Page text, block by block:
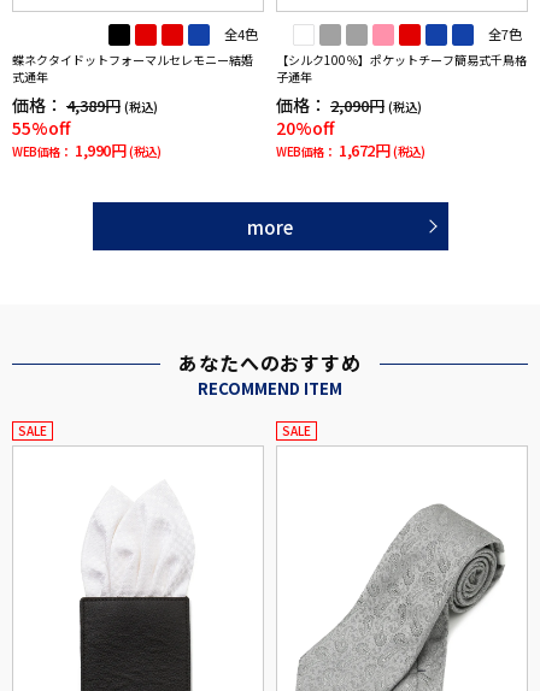
全4色
蝶ネクタイドットフォーマルセレモニー結婚
式通年
価格： 4,389円 (税込)
55%off
WEB価格： 1,990円 (税込)
全7色
【シルク100％】ポケットチーフ簡易式千鳥格
子通年
価格： 2,090円 (税込)
20%off
WEB価格： 1,672円 (税込)
more
あなたへのおすすめ
RECOMMEND ITEM
SALE SALE